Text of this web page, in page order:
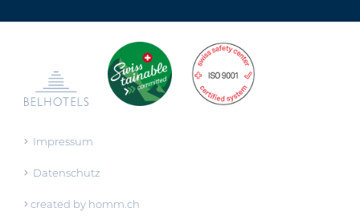
Impressum
Datenschutz
created by homm.ch